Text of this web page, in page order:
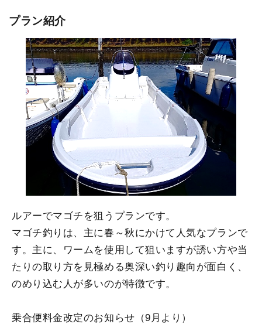
プラン紹介
ルアーでマゴチを狙うプランです。
マゴチ釣りは、主に春～秋にかけて人気なプランで
す。主に、ワームを使用して狙いますが誘い方や当
たりの取り方を見極める奥深い釣り趣向が面白く、
のめり込む人が多いのが特徴です。
乗合便料金改定のお知らせ（9月より）